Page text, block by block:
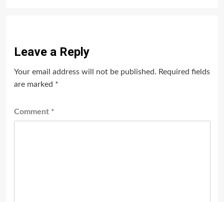
Leave a Reply
Your email address will not be published. Required fields
are marked *
Comment *